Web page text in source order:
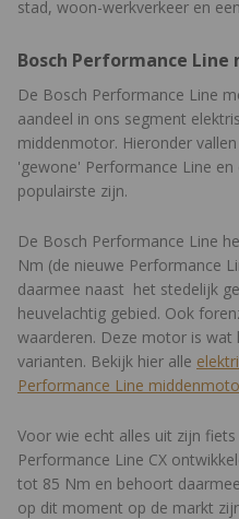
stad, woon-werkverkeer en
Bosch Performance
De Bosch Performance Line
aandeel in ons segment
middenmotor. Hieronder
'gewone' Performance Line en
populairste zijn.
De Bosch Performance Line
Nm (de nieuwe Performance
daarmee naast het stedelijk
heuvelachtig gebied. Ook
waarderen. Deze motor is wat
varianten. Bekijk hier alle
Performance Line
Voor wie echt alles uit zijn
Performance Line CX
tot 85 Nm en behoort
op dit moment op de markt